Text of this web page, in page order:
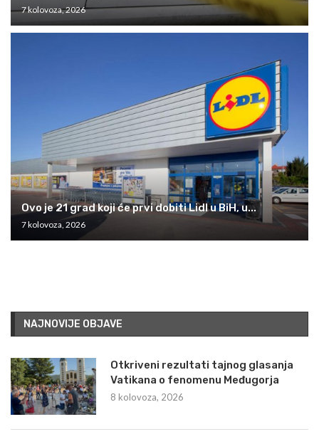
7 kolovoza, 2026
Ovo je 21 grad koji će prvi dobiti Lidl u BiH, u...
7 kolovoza, 2026
NAJNOVIJE OBJAVE
Otkriveni rezultati tajnog glasanja
Vatikana o fenomenu Međugorja
8 kolovoza, 2026